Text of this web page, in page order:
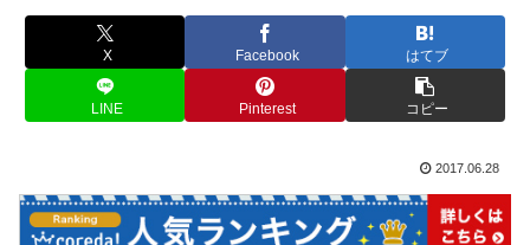
X Facebook はてブ
LINE Pinterest コピー
2017.06.28